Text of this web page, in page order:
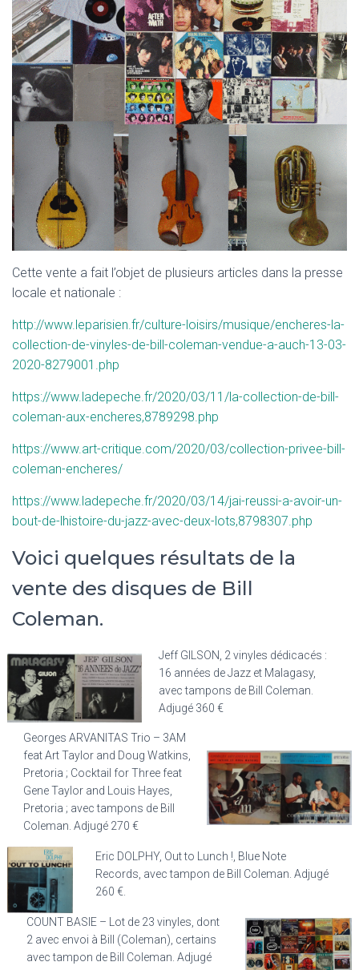
Cette vente a fait l’objet de plusieurs articles dans la presse
locale et nationale :
http://www.leparisien.fr/culture-loisirs/musique/encheres-la-
collection-de-vinyles-de-bill-coleman-vendue-a-auch-13-03-
2020-8279001.php
https://www.ladepeche.fr/2020/03/11/la-collection-de-bill-
coleman-aux-encheres,8789298.php
https://www.art-critique.com/2020/03/collection-privee-bill-
coleman-encheres/
https://www.ladepeche.fr/2020/03/14/jai-reussi-a-avoir-un-
bout-de-lhistoire-du-jazz-avec-deux-lots,8798307.php
Voici quelques résultats de la
vente des disques de Bill
Coleman.
Jeff GILSON, 2 vinyles dédicacés :
16 années de Jazz et Malagasy,
avec tampons de Bill Coleman.
Adjugé 360 €
Georges ARVANITAS Trio – 3AM
feat Art Taylor and Doug Watkins,
Pretoria ; Cocktail for Three feat
Gene Taylor and Louis Hayes,
Pretoria ; avec tampons de Bill
Coleman. Adjugé 270 €
Eric DOLPHY, Out to Lunch !, Blue Note
Records, avec tampon de Bill Coleman. Adjugé
260 €.
COUNT BASIE – Lot de 23 vinyles, dont
2 avec envoi à Bill (Coleman), certains
avec tampon de Bill Coleman. Adjugé